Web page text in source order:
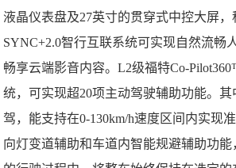
液晶仪表盘及27英寸的贯穿式中控大屏
SYNC+2.0智行互联系统可实现自然流畅
畅享云端影音内容。L2级福特Co-
统，可实现超20项主动驾驶辅助功能。其
驾，能支持在0-130km/h速度区间内实现
向灯变道辅助和车道内智能规避辅助功